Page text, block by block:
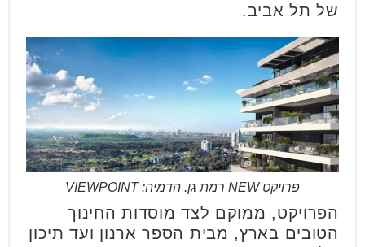
של תל אביב.
פרויקט NEW רמת גן. הדמיה: VIEWPOINT
הפרויקט, ממוקם לצד מוסדות החינוך
הטובים בארץ, מבית הספר ארנון ועד תיכון